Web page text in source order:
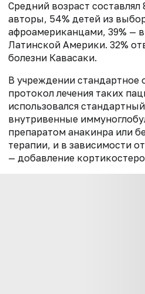
Средний возраст
авторы, 54% детей из
афроамериканцами, 39% —
Латинской Америки. 32%
болезни Кавасаки.
В учреждении стандартное
протокол лечения таких
использовался
внутривенные
препаратом анакинра или
терапии, и в зависимости
— добавление